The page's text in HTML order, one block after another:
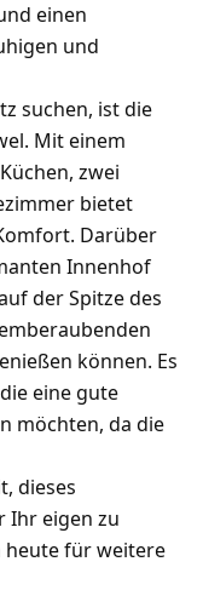
einen
und
suchen, ist die
Mit einem
zwei
bietet
Darüber
Innenhof
der Spitze des
können. Es
eine gute
möchten, da die
dieses
Ihr eigen zu
heute für weitere